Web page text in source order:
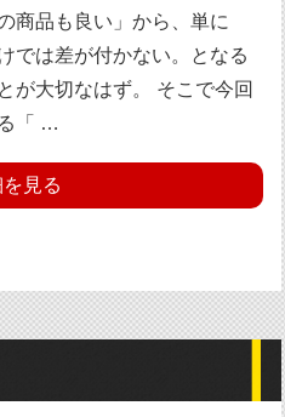
商品も良い」から、単に
では差が付かない。となる
が大切なはず。 そこで今回
「 …
見る